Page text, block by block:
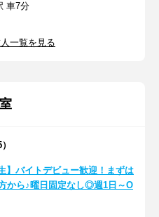
車7分
一覧を見る
】バイトデビュー歓迎！まずは
から♪曜日固定なし◎週1日～O